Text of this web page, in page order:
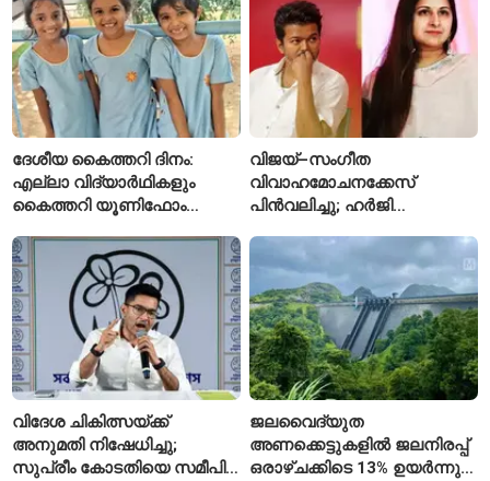
കേസ്
ദേശീയ കൈത്തറി ദിനം:
എല്ലാ വിദ്യാർഥികളും
കൈത്തറി യൂണിഫോം
സ്കൂൾ വേറിട്ട മാതൃക
വിജയ്–സംഗീത
വിവാഹമോചനക്കേസ്
പിൻവലിച്ചു; ഹർജി
അവസാനിപ്പിച്ച് കോടതി
വിദേശ ചികിത്സയ്ക്ക്
അനുമതി നിഷേധിച്ചു;
സുപ്രീം കോടതിയെ സമീപിച്ച്
ജലവൈദ്യുത
അണക്കെട്ടുകളിൽ ജലനിരപ്പ്
ഒരാഴ്ചക്കിടെ 13% ഉയർന്നു;